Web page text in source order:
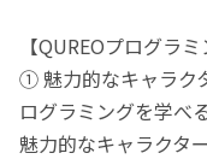
【QUREOプログラ
① 魅力的なキャラク
ログラミングを学べ
魅力的なキャラクタ